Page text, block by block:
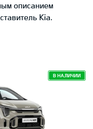
описанием
Kia.
В НАЛИЧИИ